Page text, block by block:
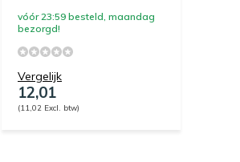
vóór 23:59 besteld, maandag
bezorgd!
Vergelijk
12,01
(11,02 Excl. btw)